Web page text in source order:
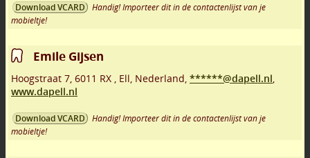
Download VCARD
Handig! Importeer dit in de contactenlijst van je
mobieltje!
Emile Gijsen
Hoogstraat 7 6011 RX Ell Nederland, ******@dapell.nl
www.dapell.nl
Download VCARD
Handig! Importeer dit in de contactenlijst van je
mobieltje!